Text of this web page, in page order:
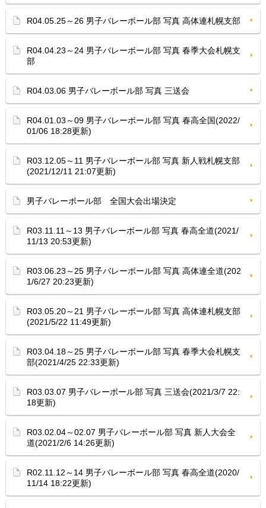
R04.05.25～26 男子バレーボール部 写真 高体連札幌支部
R04.04.23～24 男子バレーボール部 写真 春季大会札幌支
部
R04.03.06 男子バレーボール部 写真 三送会
R04.01.03～09 男子バレーボール部 写真 春高全国(2022/
01/06 18:28更新)
R03.12.05～11 男子バレーボール部 写真 新人戦札幌支部
(2021/12/11 21:07更新)
男子バレーボール部 全国大会出場決定
R03.11.11～13 男子バレーボール部 写真 春高全道(2021/
11/13 20:53更新)
R03.06.23～25 男子バレーボール部 写真 高体連全道(202
1/6/27 20:23更新)
R03.05.20～21 男子バレーボール部 写真 高体連札幌支部
(2021/5/22 11:49更新)
R03.04.18～25 男子バレーボール部 写真 春季大会札幌支
部(2021/4/25 22:33更新)
R03.03.07 男子バレーボール部 写真 三送会(2021/3/7 22:
18更新)
R03.02.04～02.07 男子バレーボール部 写真 新人大会全
道(2021/2/6 14:26更新)
R02.11.12～14 男子バレーボール部 写真 春高全道(2020/
11/14 18:22更新)